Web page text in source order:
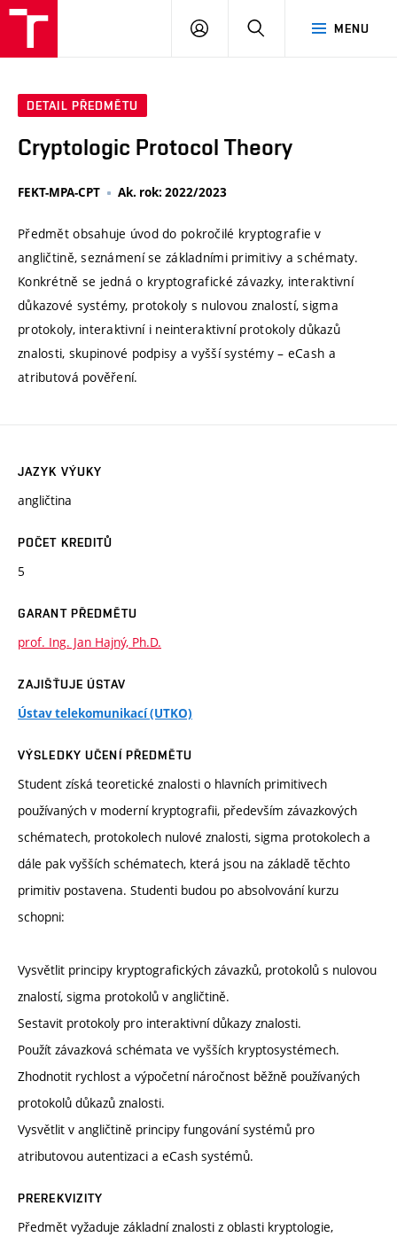
MENU
PŘIHLÁSIT
DETAIL PŘEDMĚTU
Cryptologic Protocol Theory
FEKT-MPA-CPT Ak. rok: 2022/2023
Předmět obsahuje úvod do pokročilé kryptografie v
angličtině, seznámení se základními primitivy a schématy.
Konkrétně se jedná o kryptografické závazky, interaktivní
důkazové systémy, protokoly s nulovou znalostí, sigma
protokoly, interaktivní i neinteraktivní protokoly důkazů
znalosti, skupinové podpisy a vyšší systémy – eCash a
atributová pověření.
JAZYK VÝUKY
angličtina
POČET KREDITŮ
5
GARANT PŘEDMĚTU
prof. Ing. Jan Hajný, Ph.D.
ZAJIŠŤUJE ÚSTAV
Ústav telekomunikací (UTKO)
VÝSLEDKY UČENÍ PŘEDMĚTU
Student získá teoretické znalosti o hlavních primitivech
používaných v moderní kryptografii, především závazkových
schématech, protokolech nulové znalosti, sigma protokolech a
dále pak vyšších schématech, která jsou na základě těchto
primitiv postavena. Studenti budou po absolvování kurzu
schopni:
Vysvětlit principy kryptografických závazků, protokolů s nulovou
znalostí, sigma protokolů v angličtině.
Sestavit protokoly pro interaktivní důkazy znalosti.
Použít závazková schémata ve vyšších kryptosystémech.
Zhodnotit rychlost a výpočetní náročnost běžně používaných
protokolů důkazů znalosti.
Vysvětlit v angličtině principy fungování systémů pro
atributovou autentizaci a eCash systémů.
PREREKVIZITY
Předmět vyžaduje základní znalosti z oblasti kryptologie,